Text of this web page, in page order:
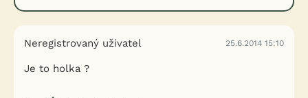
Neregistrovaný uživatel 25.6.2014 15:10
Je to holka ?